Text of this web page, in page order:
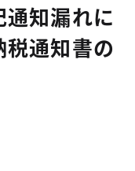
知漏れに
通知書の